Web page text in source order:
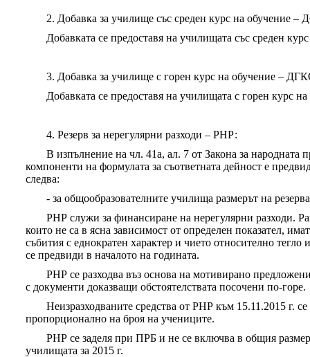
2. Добавка за училище със среден курс на обучение –
Добавката се предоставя на училищата със среден
3. Добавка за училище с горен курс на обучение –
Добавката се предоставя на училищата с горен курс
4. Резерв за нерегулярни разходи – РНР:
В изпълнение на чл. 41а, ал. 7 от Закона за народната
компоненти на формулата за съответната дейност е
следва:
- за общообразователните училища размерът на
РНР служи за финансиране на нерегулярни разходи.
които не са в ясна зависимост от определен показател,
събития с еднократен характер и чието относително
се предвиди в началото на годината.
РНР се разходва въз основа на мотивирано
с документи доказващи обстоятелствата посочени по-горе.
Неизразходваните средства от РНР към 15.11.2015 г.
пропорционално на броя на учениците.
РНР се заделя при ПРБ и не се включва в общия
училищата за 2015 г.